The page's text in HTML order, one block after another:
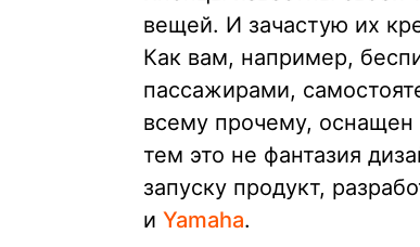
вещей. И зачастую их
Как вам, например,
пассажирами,
всему прочему,
тем это не фантазия
запуску продукт,
и Yamaha.